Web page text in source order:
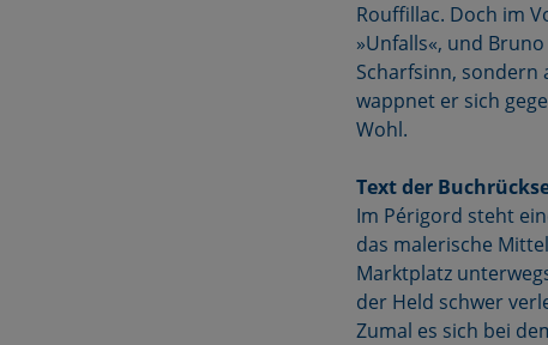
Rouffillac. Doch im
»Unfalls«, und
Scharfsinn, sondern
wappnet er sich
Wohl.
Text der
Im Périgord steht
das malerische
Marktplatz
der Held schwer
Zumal es sich bei